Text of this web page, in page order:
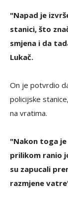
"Napad je
stanici, što
smjena i da
Lukač.
On je potvrdio
policijske
na vratima.
"Nakon toga
prilikom ranio
su zapucali
razmjene